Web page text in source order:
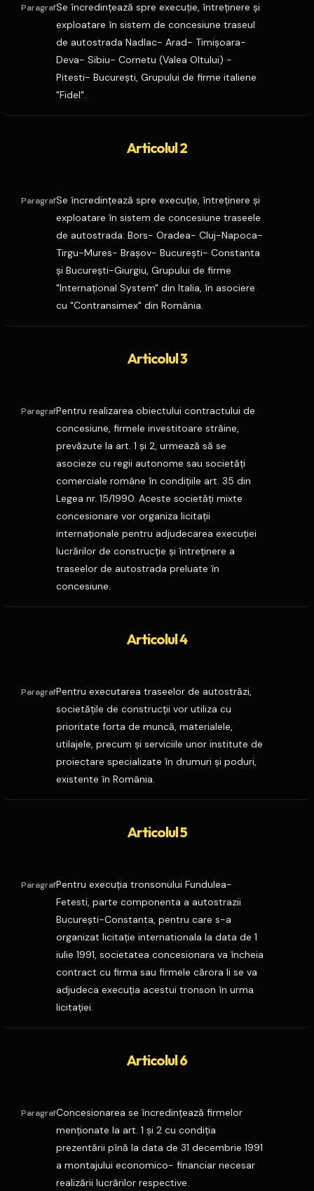
ParagrafSe încredinţează spre execuţie, întreţinere şi
exploatare în sistem de concesiune traseul
de autostrada Nadlac- Arad- Timişoara-
Deva- Sibiu- Cornetu (Valea Oltului) -
Pitesti- Bucureşti, Grupului de firme italiene
"Fidel".
Articolul 2
ParagrafSe încredinţează spre execuţie, întreţinere şi
exploatare în sistem de concesiune traseele
de autostrada: Bors- Oradea- Cluj-Napoca-
Tirgu-Mures- Braşov- Bucureşti- Constanta
şi Bucureşti-Giurgiu, Grupului de firme
"Internaţional System" din Italia, în asociere
cu "Contransimex" din România.
Articolul 3
ParagrafPentru realizarea obiectului contractului de
concesiune, firmele investitoare străine,
prevăzute la art. 1 şi 2, urmează să se
asocieze cu regii autonome sau societăţi
comerciale române în condiţiile art. 35 din
Legea nr. 15/1990. Aceste societăţi mixte
concesionare vor organiza licitaţii
internaţionale pentru adjudecarea execuţiei
lucrărilor de construcţie şi întreţinere a
traseelor de autostrada preluate în
concesiune.
Articolul 4
ParagrafPentru executarea traseelor de autostrăzi,
societăţile de construcţii vor utiliza cu
prioritate forta de muncă, materialele,
utilajele, precum şi serviciile unor institute de
proiectare specializate în drumuri şi poduri,
existente în România.
Articolul 5
ParagrafPentru execuţia tronsonului Fundulea-
Fetesti, parte componenta a autostrazii
Bucureşti-Constanta, pentru care s-a
organizat licitaţie internationala la data de 1
iulie 1991, societatea concesionara va încheia
contract cu firma sau firmele cărora li se va
adjudeca execuţia acestui tronson în urma
licitaţiei.
Articolul 6
ParagrafConcesionarea se încredinţează firmelor
menţionate la art. 1 şi 2 cu condiţia
prezentării pînă la data de 31 decembrie 1991
a montajului economico- financiar necesar
realizării lucrărilor respective.